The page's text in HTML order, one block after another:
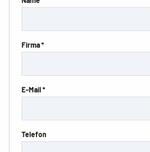
Firma *
E-Mail *
Telefon